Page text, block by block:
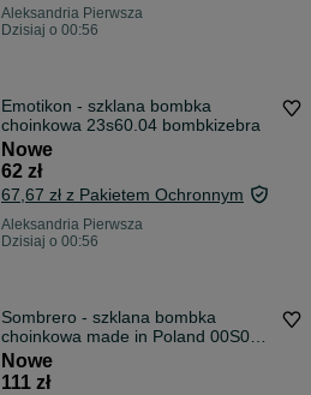
Aleksandria Pierwsza
Dzisiaj o 00:56
Emotikon - szklana bombka
choinkowa 23s60.04 bombkizebra
Nowe
62 zł
67,67 zł z Pakietem Ochronnym
Aleksandria Pierwsza
Dzisiaj o 00:56
Sombrero - szklana bombka
choinkowa made in Poland 00S05X
bombkizebra
Nowe
111 zł